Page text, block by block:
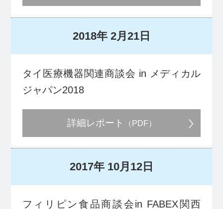
2018年 2月21日
タイ医療機器関連商談会 in メディカル
ジャパン2018
詳細レポート （PDF）
2017年 10月12日
フィリピン食品商談会in FABEX関西